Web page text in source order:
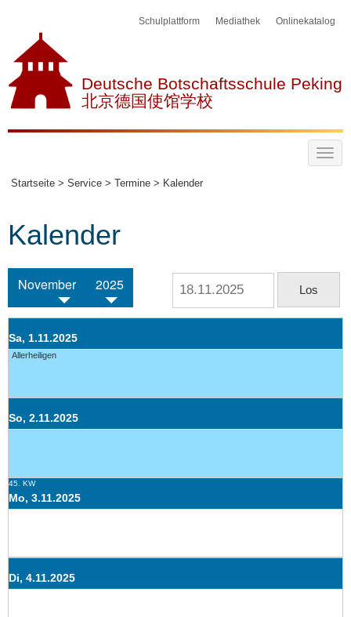
Onlinekatalog
Mediathek
Schulplattform
Deutsche Botschaftsschule Peking
北京德国使馆学校
Startseite > Service > Termine > Kalender
Kalender
November 2025
Sa, 1.11.2025
Allerheiligen
So, 2.11.2025
45. KW
Mo, 3.11.2025
Di, 4.11.2025